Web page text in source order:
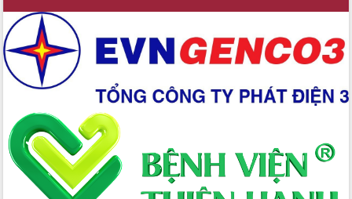
tâm Phục vụ hành chính công xã Ea
Phê
Xây dựng nền hành chính số đồng
hành cùng nông dân dân, doanh nghiệp
Giai đoạn 2026-2030, Đắk Lắk phấn
đấu có 77% xã đạt chuẩn nông thôn
mới
Chuyển đổi số 'mở đường' cho nông
nghiệp Đắk Lắk tăng trưởng bứt phá
Triển khai đồng bộ đo đạc, lập hồ sơ
địa chính, hoàn thiện cơ sở dữ liệu đất